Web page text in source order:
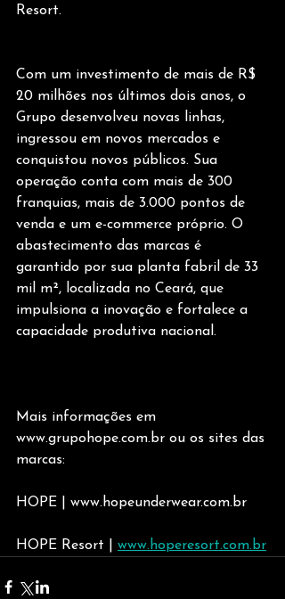
Resort.
Com um investimento de mais de R$
20 milhões nos últimos dois anos, o
Grupo desenvolveu novas linhas,
ingressou em novos mercados e
conquistou novos públicos. Sua
operação conta com mais de 300
franquias, mais de 3.000 pontos de
venda e um e-commerce próprio. O
abastecimento das marcas é
garantido por sua planta fabril de 33
mil m², localizada no Ceará, que
impulsiona a inovação e fortalece a
capacidade produtiva nacional.
Mais informações em
www.grupohope.com.br ou os sites das
marcas:
HOPE | www.hopeunderwear.com.br
HOPE Resort | www.hoperesort.com.br